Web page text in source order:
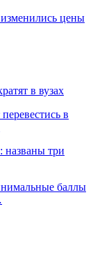
цены
в вузах
в
названы три
баллы